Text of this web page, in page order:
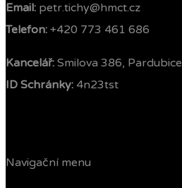
Email: petr.tichy@hmct.cz
Telefon: ‭ +420 773 461 686‬
Kancelář: Smilova 386, Pardubice
ID Schránky: 4n23tst
Navigační menu